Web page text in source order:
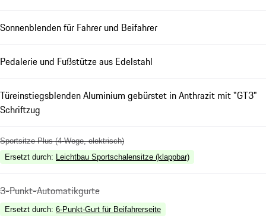
Sonnenblenden für Fahrer und Beifahrer
Pedalerie und Fußstütze aus Edelstahl
Türeinstiegsblenden Aluminium gebürstet in Anthrazit mit "GT3"
Schriftzug
Sportsitze Plus (4-Wege, elektrisch)
Ersetzt durch: Leichtbau Sportschalensitze (klappbar)
3-Punkt-Automatikgurte
Ersetzt durch: 6-Punkt-Gurt für Beifahrerseite